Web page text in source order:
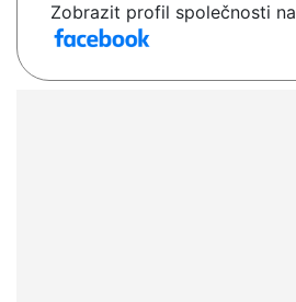
Zobrazit profil společnosti na